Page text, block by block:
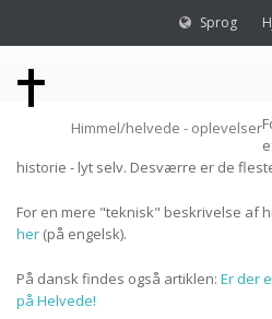
Sprog
Himmel/helvede - oplevelser
historie - lyt selv. Desværre er de
For en mere "teknisk" beskrivelse af
her (på engelsk).
På dansk findes også artiklen: Er der
på Helvede!